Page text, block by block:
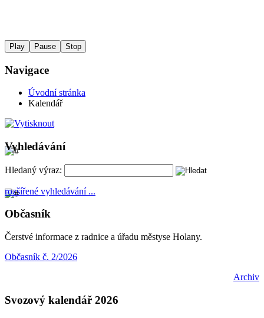
Play Pause Stop
Navigace
Úvodní stránka
Kalendář
Vyhledávání
Hledaný výraz:
rozšířené vyhledávání ...
Občasník
Čerstvé informace z radnice a úřadu městyse Holany.
Občasník č. 2/2026
Archiv
Svozový kalendář 2026